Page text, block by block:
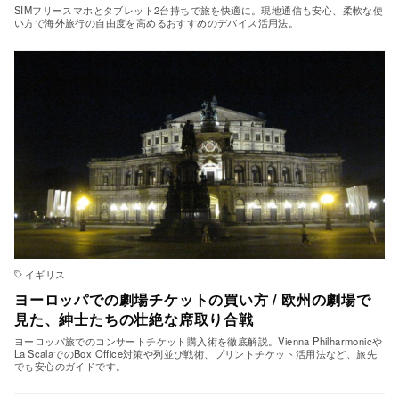
SIMフリースマホとタブレット2台持ちで旅を快適に。現地通信も安心、柔軟な使
い方で海外旅行の自由度を高めるおすすめのデバイス活用法。
イギリス
ヨーロッパでの劇場チケットの買い方 / 欧州の劇場で
見た、紳士たちの壮絶な席取り合戦
ヨーロッパ旅でのコンサートチケット購入術を徹底解説。Vienna Philharmonicや
La ScalaでのBox Office対策や列並び戦術、プリントチケット活用法など、旅先
でも安心のガイドです。